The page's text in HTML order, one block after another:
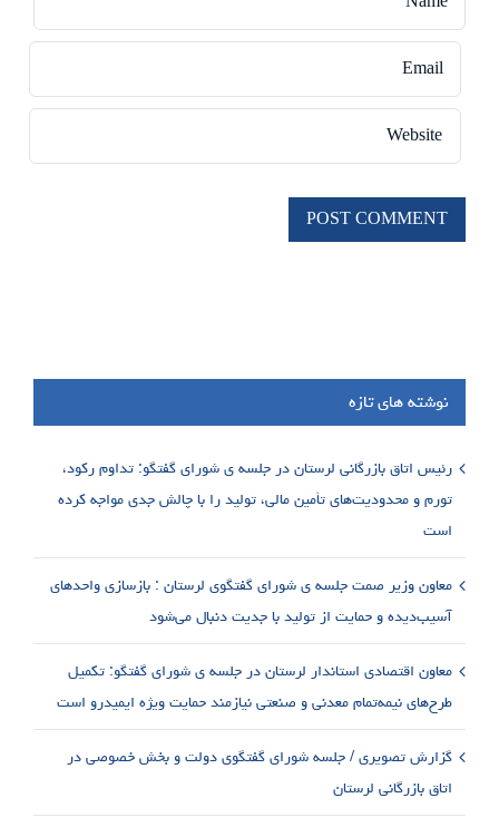
نوشته های تازه
رئیس اتاق بازرگانی لرستان در جلسه ی شورای گفتگو: تداوم رکود،
تورم و محدودیت‌های تأمین مالی، تولید را با چالش جدی مواجه کرده
است
معاون وزیر صمت جلسه ی شورای گفتگوی لرستان : بازسازی واحدهای
آسیب‌دیده و حمایت از تولید با جدیت دنبال می‌شود
معاون اقتصادی استاندار لرستان در جلسه ی شورای گفتگو: تکمیل
طرح‌های نیمه‌تمام معدنی و صنعتی نیازمند حمایت ویژه ایمیدرو است
گزارش تصویری / جلسه شورای گفتگوی دولت و بخش خصوصی در
اتاق بازرگانی لرستان